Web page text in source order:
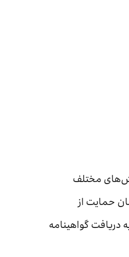
مختلف
حمایت از
ایرانسل از میان ۳۵۹ شرکت، موفق به دریافت گواهینامه